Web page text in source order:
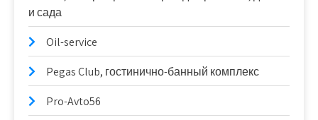
и сада
Oil-service
Pegas Club, гостинично-банный комплекс
Pro-Avto56